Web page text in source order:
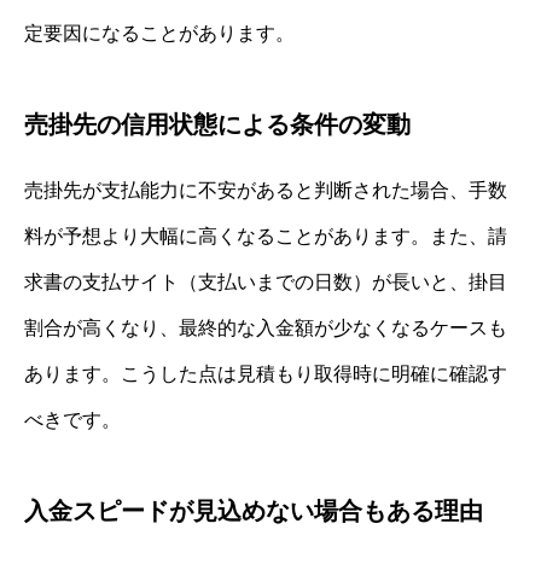
定要因になることがあります。
売掛先の信用状態による条件の変動
売掛先が支払能力に不安があると判断された場合、手数
料が予想より大幅に高くなることがあります。また、請
求書の支払サイト（支払いまでの日数）が長いと、掛目
割合が高くなり、最終的な入金額が少なくなるケースも
あります。こうした点は見積もり取得時に明確に確認す
べきです。
入金スピードが見込めない場合もある理由